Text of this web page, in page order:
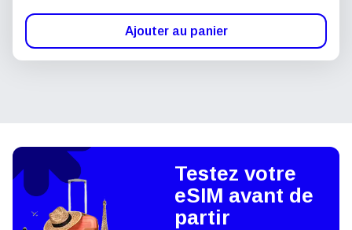
Ajouter au panier
Testez votre
eSIM avant de
partir